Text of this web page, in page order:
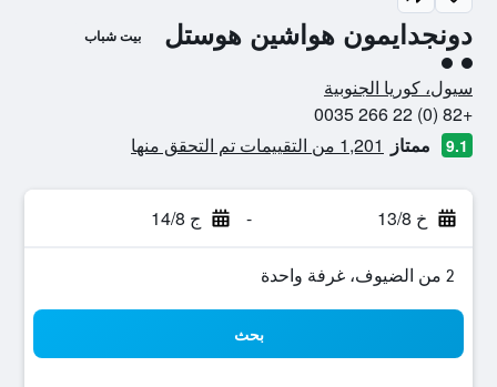
دونجدايمون هواشين هوستل بيت شباب
تقييم فئة 2
سيول، كوريا الجنوبية
+82 (0) 22 266 0035
9.1 ممتاز 1,201 من التقييمات تم التحقق منها
خ 13/8 - ج 14/8
2 من الضيوف، غرفة واحدة
بحث